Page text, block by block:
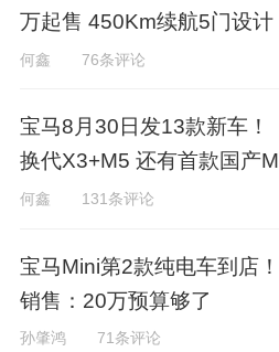
万起售 450Km续航5门设计
何鑫 76条评论
宝马8月30日发13款新车！
换代X3+M5 还有首款国产M
何鑫 131条评论
宝马Mini第2款纯电车到店！
销售：20万预算够了
孙肇鸿 71条评论